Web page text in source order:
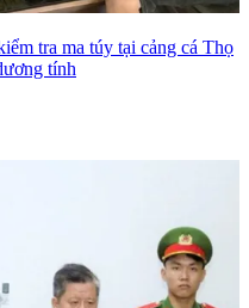
tra ma túy tại cảng cá Thọ
tính